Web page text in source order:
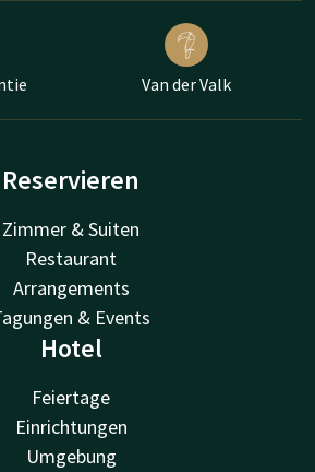
Van der Valk
Reservieren
Zimmer & Suiten
Restaurant
Arrangements
& Events
Hotel
Feiertage
Einrichtungen
Umgebung